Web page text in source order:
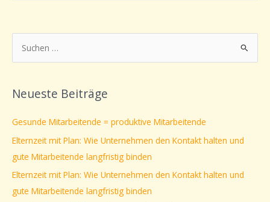
u
h
n
a
c
h
Neueste Beiträge
Gesunde Mitarbeitende = produktive Mitarbeitende
Elternzeit mit Plan: Wie Unternehmen den Kontakt halten und
gute Mitarbeitende langfristig binden
Elternzeit mit Plan: Wie Unternehmen den Kontakt halten und
gute Mitarbeitende langfristig binden